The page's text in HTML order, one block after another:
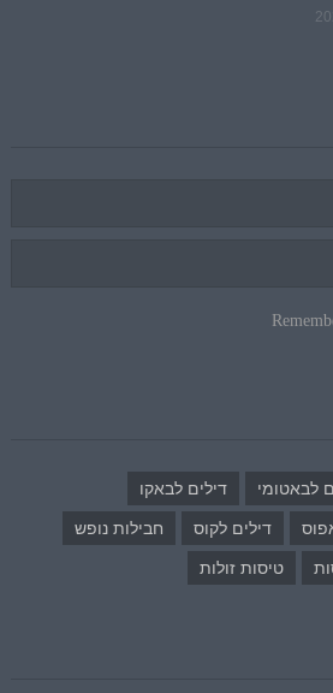
לבאטומי דילים לבאקו
דילים לקוס חבילות נופש
טיסות זולות